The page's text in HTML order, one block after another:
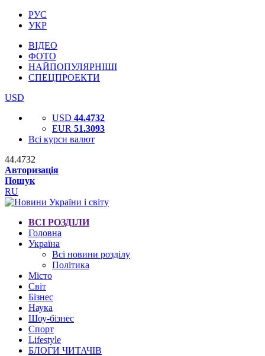
РУС
УКР
ВІДЕО
ФОТО
НАЙПОПУЛЯРНІШІ
СПЕЦПРОЕКТИ
USD
USD 44.4732
EUR 51.3093
Всі курси валют
44.4732
Авторизація
Пошук
RU
ВСІ РОЗДІЛИ
Головна
Україна
Всі новини розділу
Політика
Місто
Світ
Бізнес
Наука
Шоу-бізнес
Спорт
Lifestyle
БЛОГИ ЧИТАЧІВ